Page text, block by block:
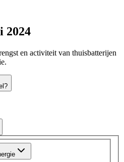
2024
en activiteit van thuisbatterijen